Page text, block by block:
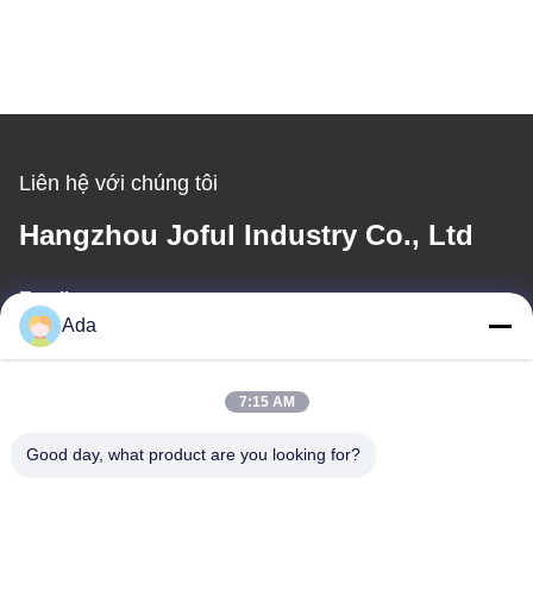
Liên hệ với chúng tôi
Hangzhou Joful Industry Co., Ltd
Email
Ada
7:15 AM
Good day, what product are you looking for?